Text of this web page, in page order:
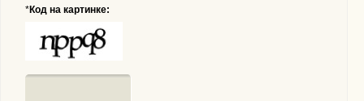
*Код на картинке: